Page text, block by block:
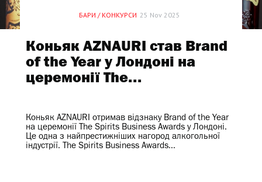
БАРИ / КОНКУРСИ 25 Nov 2025
Коньяк AZNAURI став Brand
of the Year у Лондоні на
церемонії The...
Коньяк AZNAURI отримав відзнаку Brand of the Year
на церемонії The Spirits Business Awards у Лондоні.
Це одна з найпрестижніших нагород алкогольної
індустрії. The Spirits Business Awards...